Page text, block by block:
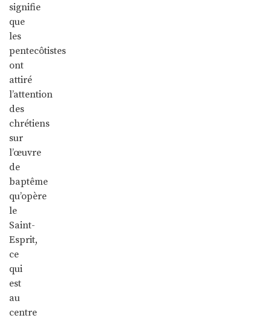
signifie
que
les
pentecôtistes
ont
attiré
l’attention
des
chrétiens
sur
l’œuvre
de
baptême
qu’opère
le
Saint-
Esprit,
ce
qui
est
au
centre